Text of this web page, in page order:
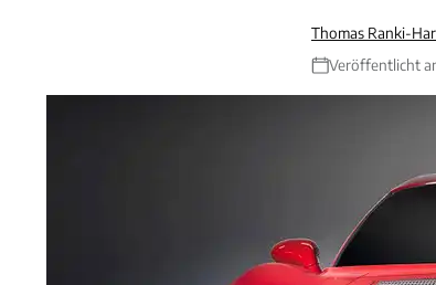
Thomas Ranki-
Veröffentlicht